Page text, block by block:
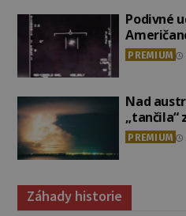
Podivné
PREMIUM
Nad
„tančila“
PREMIUM
Záhady historie